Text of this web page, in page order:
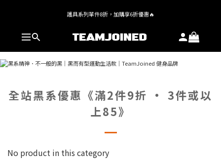
全館 $1,380 即享免運
護具系列單件8折，加購享6折優惠🔥
全館 $1,380 即享免運
全站黑系優惠《滿2件9折 • 3件或以
上85》
No product in this category